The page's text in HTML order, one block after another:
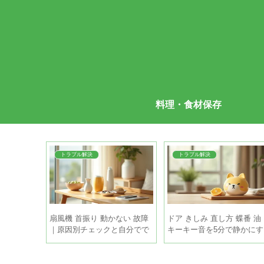
料理・食材保存
トラブル解決
扇風機 首振り 動かない 故障
｜原因別チェックと自分でで
きる直し方
トラブル解決
ドア きしみ 直し方 蝶番 油
キーキー音を5分で静かにす
る手順